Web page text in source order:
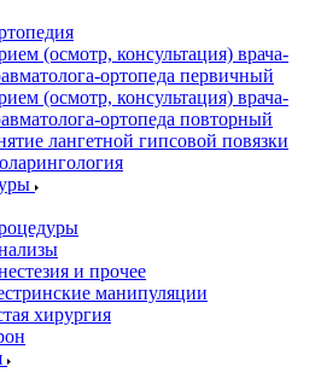
(осмотр, консультация) врача-
ортопеда первичный
(осмотр, консультация) врача-
ортопеда повторный
лангетной гипсовой повязки
и прочее
манипуляции
хирургия